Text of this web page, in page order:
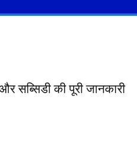
सब्सिडी की पूरी जानकारी